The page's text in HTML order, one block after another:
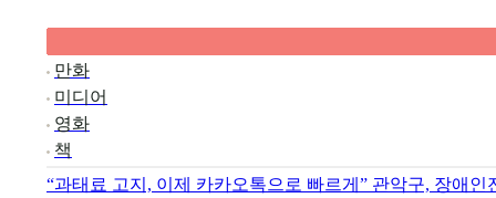
만화
미디어
영화
책
“과태료 고지, 이제 카카오톡으로 빠르게” 관악구, 장애